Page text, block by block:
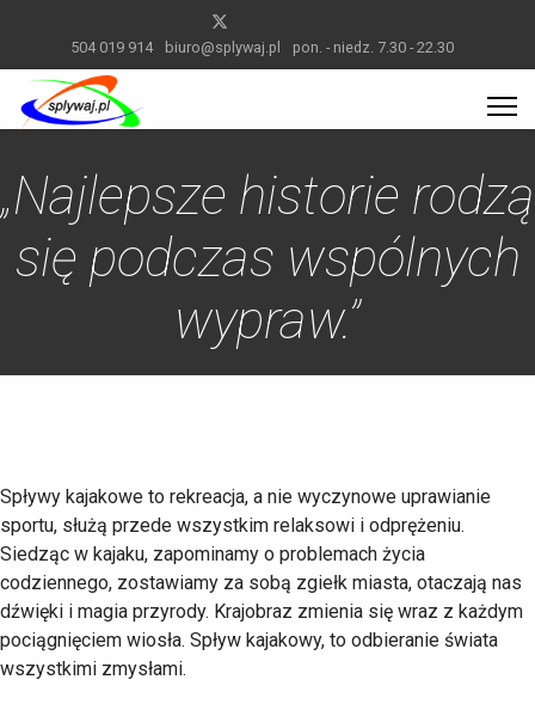
504 019 914 biuro@splywaj.pl pon. - niedz. 7.30 - 22.30
„Najlepsze historie rodzą
się podczas wspólnych
wypraw.”
Spływy kajakowe to rekreacja, a nie wyczynowe uprawianie
sportu, służą przede wszystkim relaksowi i odprężeniu.
Siedząc w kajaku, zapominamy o problemach życia
codziennego, zostawiamy za sobą zgiełk miasta, otaczają nas
dźwięki i magia przyrody. Krajobraz zmienia się wraz z każdym
pociągnięciem wiosła. Spływ kajakowy, to odbieranie świata
wszystkimi zmysłami.